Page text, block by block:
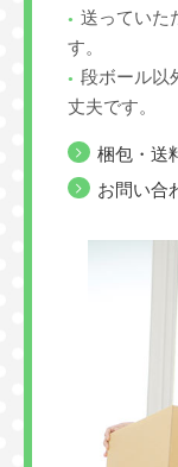
送っていた
す。
段ボール以
丈夫です。
梱包・送
お問い合